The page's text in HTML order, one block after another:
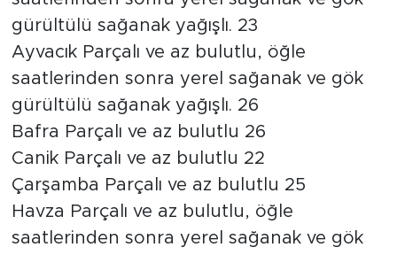
gürültülü sağanak yağışlı. 23
Ayvacık Parçalı ve az bulutlu, öğle
saatlerinden sonra yerel sağanak ve gök
gürültülü sağanak yağışlı. 26
Bafra Parçalı ve az bulutlu 26
Canik Parçalı ve az bulutlu 22
Çarşamba Parçalı ve az bulutlu 25
Havza Parçalı ve az bulutlu, öğle
saatlerinden sonra yerel sağanak ve gök